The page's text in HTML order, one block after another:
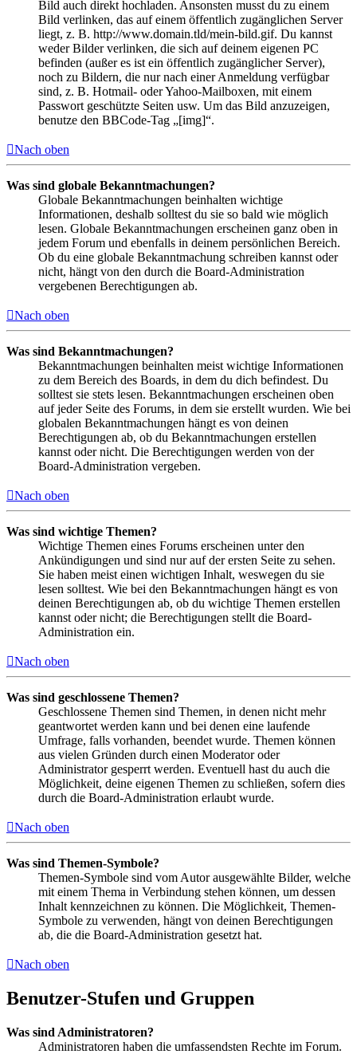
Bild auch direkt hochladen. Ansonsten musst du zu einem
Bild verlinken, das auf einem öffentlich zugänglichen Server
liegt, z. B. http://www.domain.tld/mein-bild.gif. Du kannst
weder Bilder verlinken, die sich auf deinem eigenen PC
befinden (außer es ist ein öffentlich zugänglicher Server),
noch zu Bildern, die nur nach einer Anmeldung verfügbar
sind, z. B. Hotmail- oder Yahoo-Mailboxen, mit einem
Passwort geschützte Seiten usw. Um das Bild anzuzeigen,
benutze den BBCode-Tag „[img]“.
Nach oben
Was sind globale Bekanntmachungen?
Globale Bekanntmachungen beinhalten wichtige
Informationen, deshalb solltest du sie so bald wie möglich
lesen. Globale Bekanntmachungen erscheinen ganz oben in
jedem Forum und ebenfalls in deinem persönlichen Bereich.
Ob du eine globale Bekanntmachung schreiben kannst oder
nicht, hängt von den durch die Board-Administration
vergebenen Berechtigungen ab.
Nach oben
Was sind Bekanntmachungen?
Bekanntmachungen beinhalten meist wichtige Informationen
zu dem Bereich des Boards, in dem du dich befindest. Du
solltest sie stets lesen. Bekanntmachungen erscheinen oben
auf jeder Seite des Forums, in dem sie erstellt wurden. Wie bei
globalen Bekanntmachungen hängt es von deinen
Berechtigungen ab, ob du Bekanntmachungen erstellen
kannst oder nicht. Die Berechtigungen werden von der
Board-Administration vergeben.
Nach oben
Was sind wichtige Themen?
Wichtige Themen eines Forums erscheinen unter den
Ankündigungen und sind nur auf der ersten Seite zu sehen.
Sie haben meist einen wichtigen Inhalt, weswegen du sie
lesen solltest. Wie bei den Bekanntmachungen hängt es von
deinen Berechtigungen ab, ob du wichtige Themen erstellen
kannst oder nicht; die Berechtigungen stellt die Board-
Administration ein.
Nach oben
Was sind geschlossene Themen?
Geschlossene Themen sind Themen, in denen nicht mehr
geantwortet werden kann und bei denen eine laufende
Umfrage, falls vorhanden, beendet wurde. Themen können
aus vielen Gründen durch einen Moderator oder
Administrator gesperrt werden. Eventuell hast du auch die
Möglichkeit, deine eigenen Themen zu schließen, sofern dies
durch die Board-Administration erlaubt wurde.
Nach oben
Was sind Themen-Symbole?
Themen-Symbole sind vom Autor ausgewählte Bilder, welche
mit einem Thema in Verbindung stehen können, um dessen
Inhalt kennzeichnen zu können. Die Möglichkeit, Themen-
Symbole zu verwenden, hängt von deinen Berechtigungen
ab, die die Board-Administration gesetzt hat.
Nach oben
Benutzer-Stufen und Gruppen
Was sind Administratoren?
Administratoren haben die umfassendsten Rechte im Forum.